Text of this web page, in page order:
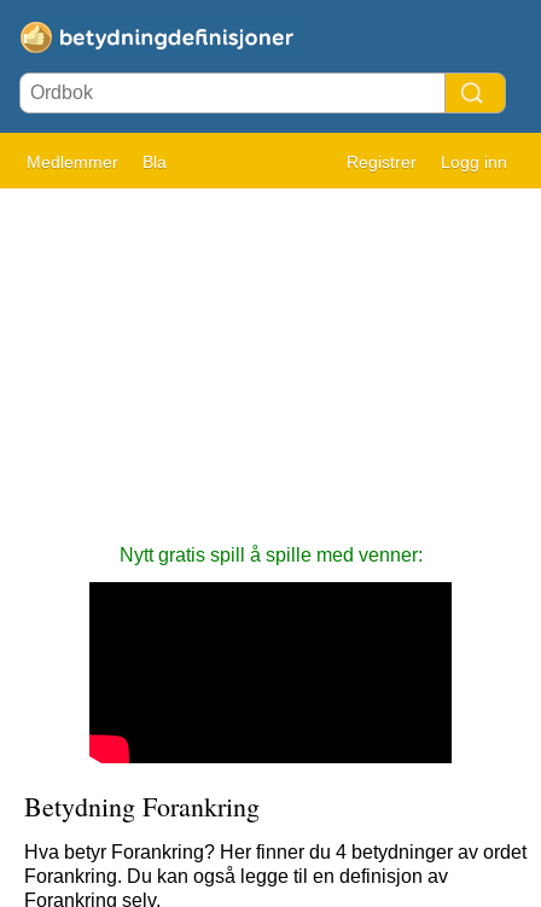
Medlemmer Bla Registrer Logg inn
Nytt gratis spill å spille med venner:
Betydning Forankring
Hva betyr Forankring? Her finner du 4 betydninger av ordet
Forankring. Du kan også legge til en definisjon av
Forankring selv.